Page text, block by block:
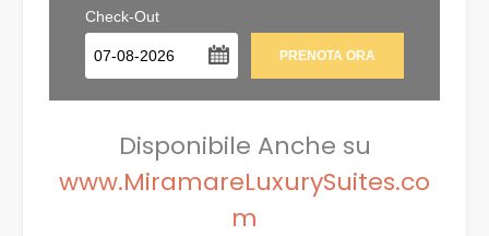
Check-Out
...
Disponibile Anche su
www.MiramareLuxurySuites.co
m